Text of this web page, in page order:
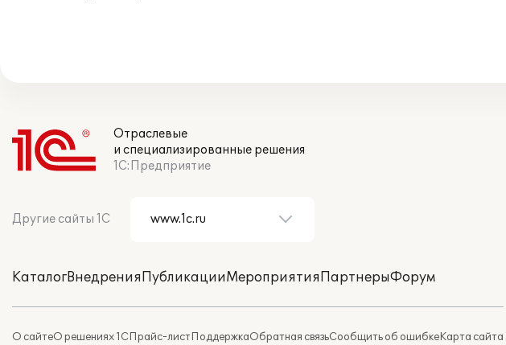
Отраслевые
и специализированные решения
1С:Предприятие
Другие сайты 1С
КаталогВнедренияПубликацииМероприятияПартнерыФорум
О сайтеО решениях 1СПрайс-листПоддержкаОбратная связьСообщить об ошибкеКарта сайта